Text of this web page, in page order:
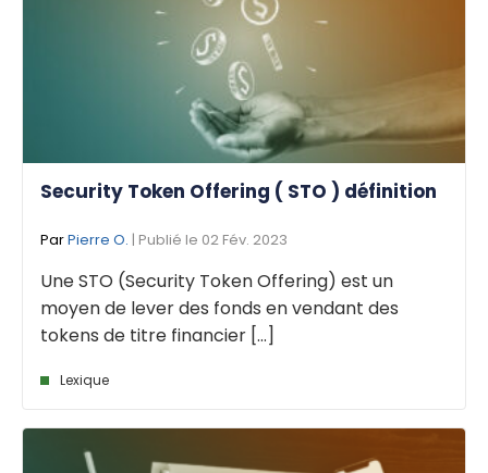
Security Token Offering ( STO ) définition
ParPierre O. | Publié le 02 Fév. 2023
Une STO (Security Token Offering) est un
moyen de lever des fonds en vendant des
tokens de titre financier [...]
Lexique